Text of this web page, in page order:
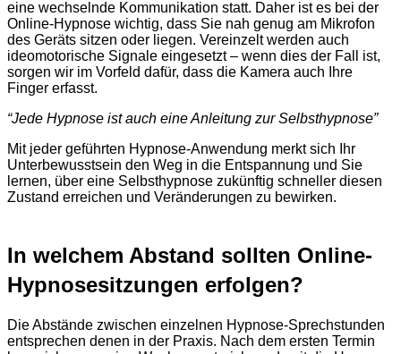
eine wechselnde Kommunikation statt. Daher ist es bei der
Online-Hypnose wichtig, dass Sie nah genug am Mikrofon
des Geräts sitzen oder liegen. Vereinzelt werden auch
ideomotorische Signale eingesetzt – wenn dies der Fall ist,
sorgen wir im Vorfeld dafür, dass die Kamera auch Ihre
Finger erfasst.
“Jede Hypnose ist auch eine Anleitung zur Selbsthypnose”
Mit jeder geführten Hypnose-Anwendung merkt sich Ihr
Unterbewusstsein den Weg in die Entspannung und Sie
lernen, über eine Selbsthypnose zukünftig schneller diesen
Zustand erreichen und Veränderungen zu bewirken.
In welchem Abstand sollten Online-
Hypnosesitzungen erfolgen?
Die Abstände zwischen einzelnen Hypnose-Sprechstunden
entsprechen denen in der Praxis. Nach dem ersten Termin